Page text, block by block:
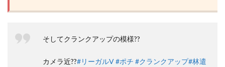
そしてクランクアップの模様??
カメラ近??#リーガルV#ポチ #クランクアップ#林遣